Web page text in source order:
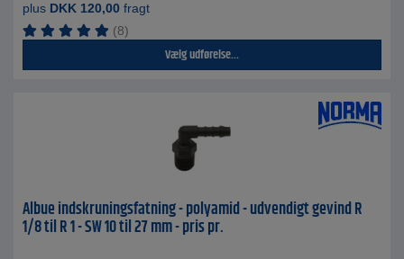
plus DKK 120,00 fragt
(8)
Vælg udførelse...
Albue indskruningsfatning - polyamid - udvendigt gevind R
1/8 til R 1 - SW 10 til 27 mm - pris pr.